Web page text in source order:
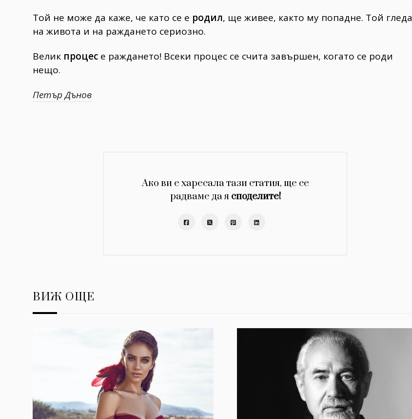
Той не може да каже, че като се е родил, ще живее, както му попадне. Той гледа
на живота и на раждането сериозно.
Велик процес е раждането! Всеки процес се счита завършен, когато се роди
нещо.
Петър Дънов
Ако ви е харесала тази статия, ще се
радваме да я споделите!
ВИЖ ОЩЕ